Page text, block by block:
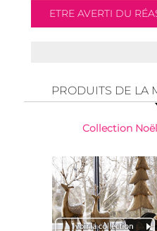
PRODUITS DE LA
Collection